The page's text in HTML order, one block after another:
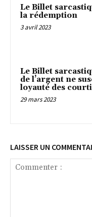
Le Billet
la rédemption
3 avril 2023
Le Billet
de l’argent ne
loyauté des
29 mars 2023
LAISSER UN